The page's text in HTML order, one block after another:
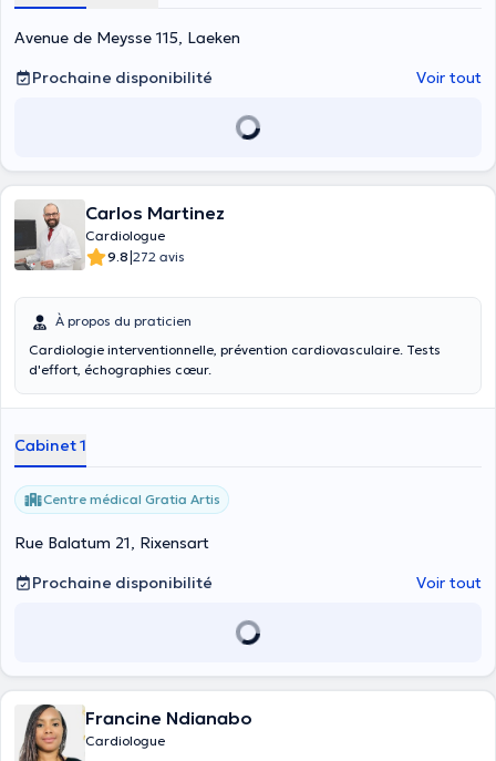
de la technologie se permettant de pouvoir réaliser des meilleurs
diagnostics et de vous conseiller les meilleurs traitements possibles.
Jean-Marc Bantu Bimbi Baby
médecine et chirurgie des accouchements à l'ULB. Il dispose aussi
d'une spécialisation en cardiologie générale et sportive. Il a
échocardiographie à l'université de Paris 12 - UPEC.
Avenue de Meysse 115, Laeken
Prochaine disponibilité
Voir tout
Carlos Martinez
Cardiologue
9.8|272 avis
À propos du praticien
Cardiologie interventionnelle, prévention cardiovasculaire. Tests
d'effort, échographies cœur.
Cabinet 1
Centre médical Gratia Artis
Rue Balatum 21, Rixensart
Prochaine disponibilité
Voir tout
Francine Ndianabo
Cardiologue